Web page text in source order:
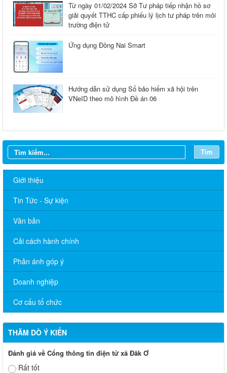
Từ ngày 01/02/2024 Sở Tư pháp tiếp nhận hồ sơ
giải quyết TTHC cấp phiếu lý lịch tư pháp trên môi
trường điện tử
Ứng dụng Đồng Nai Smart
Hướng dẫn sử dụng Sổ bảo hiểm xã hội trên
VNeID theo mô hình Đề án 06
Tìm
Giới thiệu
Tin Tức - Sự kiện
Văn bản
Cải cách hành chính
Phản ánh góp ý
Doanh nghiệp
Cơ cấu tổ chức
THĂM DÒ Ý KIẾN
Đánh giá về Cổng thông tin điện tử xã Đăk Ơ
Rất tốt